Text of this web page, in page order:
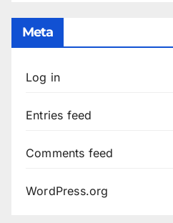
Meta
Log in
Entries feed
Comments feed
WordPress.org